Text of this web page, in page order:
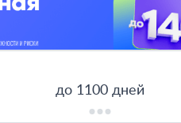
до 1100 дней